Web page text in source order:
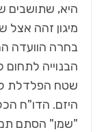
היא, שתושבים
מיגון זהה אצל
בחרה הוועדה
הבנוייה לתחום
שטח הפלדלת
היזם. הדו"ח
"שמן" הסתם